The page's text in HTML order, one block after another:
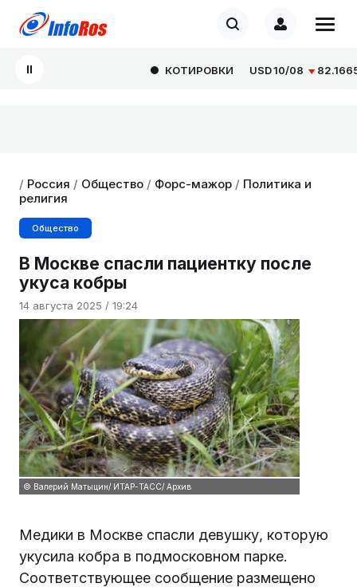
КОТИРОВКИ USD10/08 82.1665
/ Россия / Общество / Форс-мажор / Политика и
религия
Общество
В Москве спасли пациентку после
укуса кобры
14 августа 2025 / 19:24
© Валерий Матыцин/ ИТАР-ТАСС/ Архив
Медики в Москве спасли девушку, которую
укусила кобра в подмосковном парке.
Соответствующее сообщение размещено